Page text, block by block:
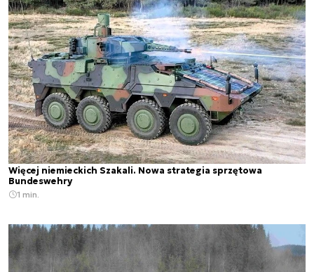
Więcej niemieckich Szakali. Nowa strategia sprzętowa
Bundeswehry
1 min.